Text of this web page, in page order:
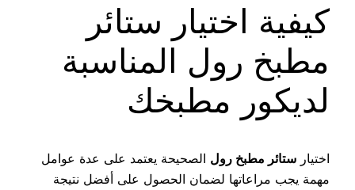
كيفية اختيار ستائر
مطبخ رول المناسبة
لديكور مطبخك
اختيار ستائر مطبخ رول الصحيحة يعتمد على عدة عوامل
مهمة يجب مراعاتها لضمان الحصول على أفضل نتيجة